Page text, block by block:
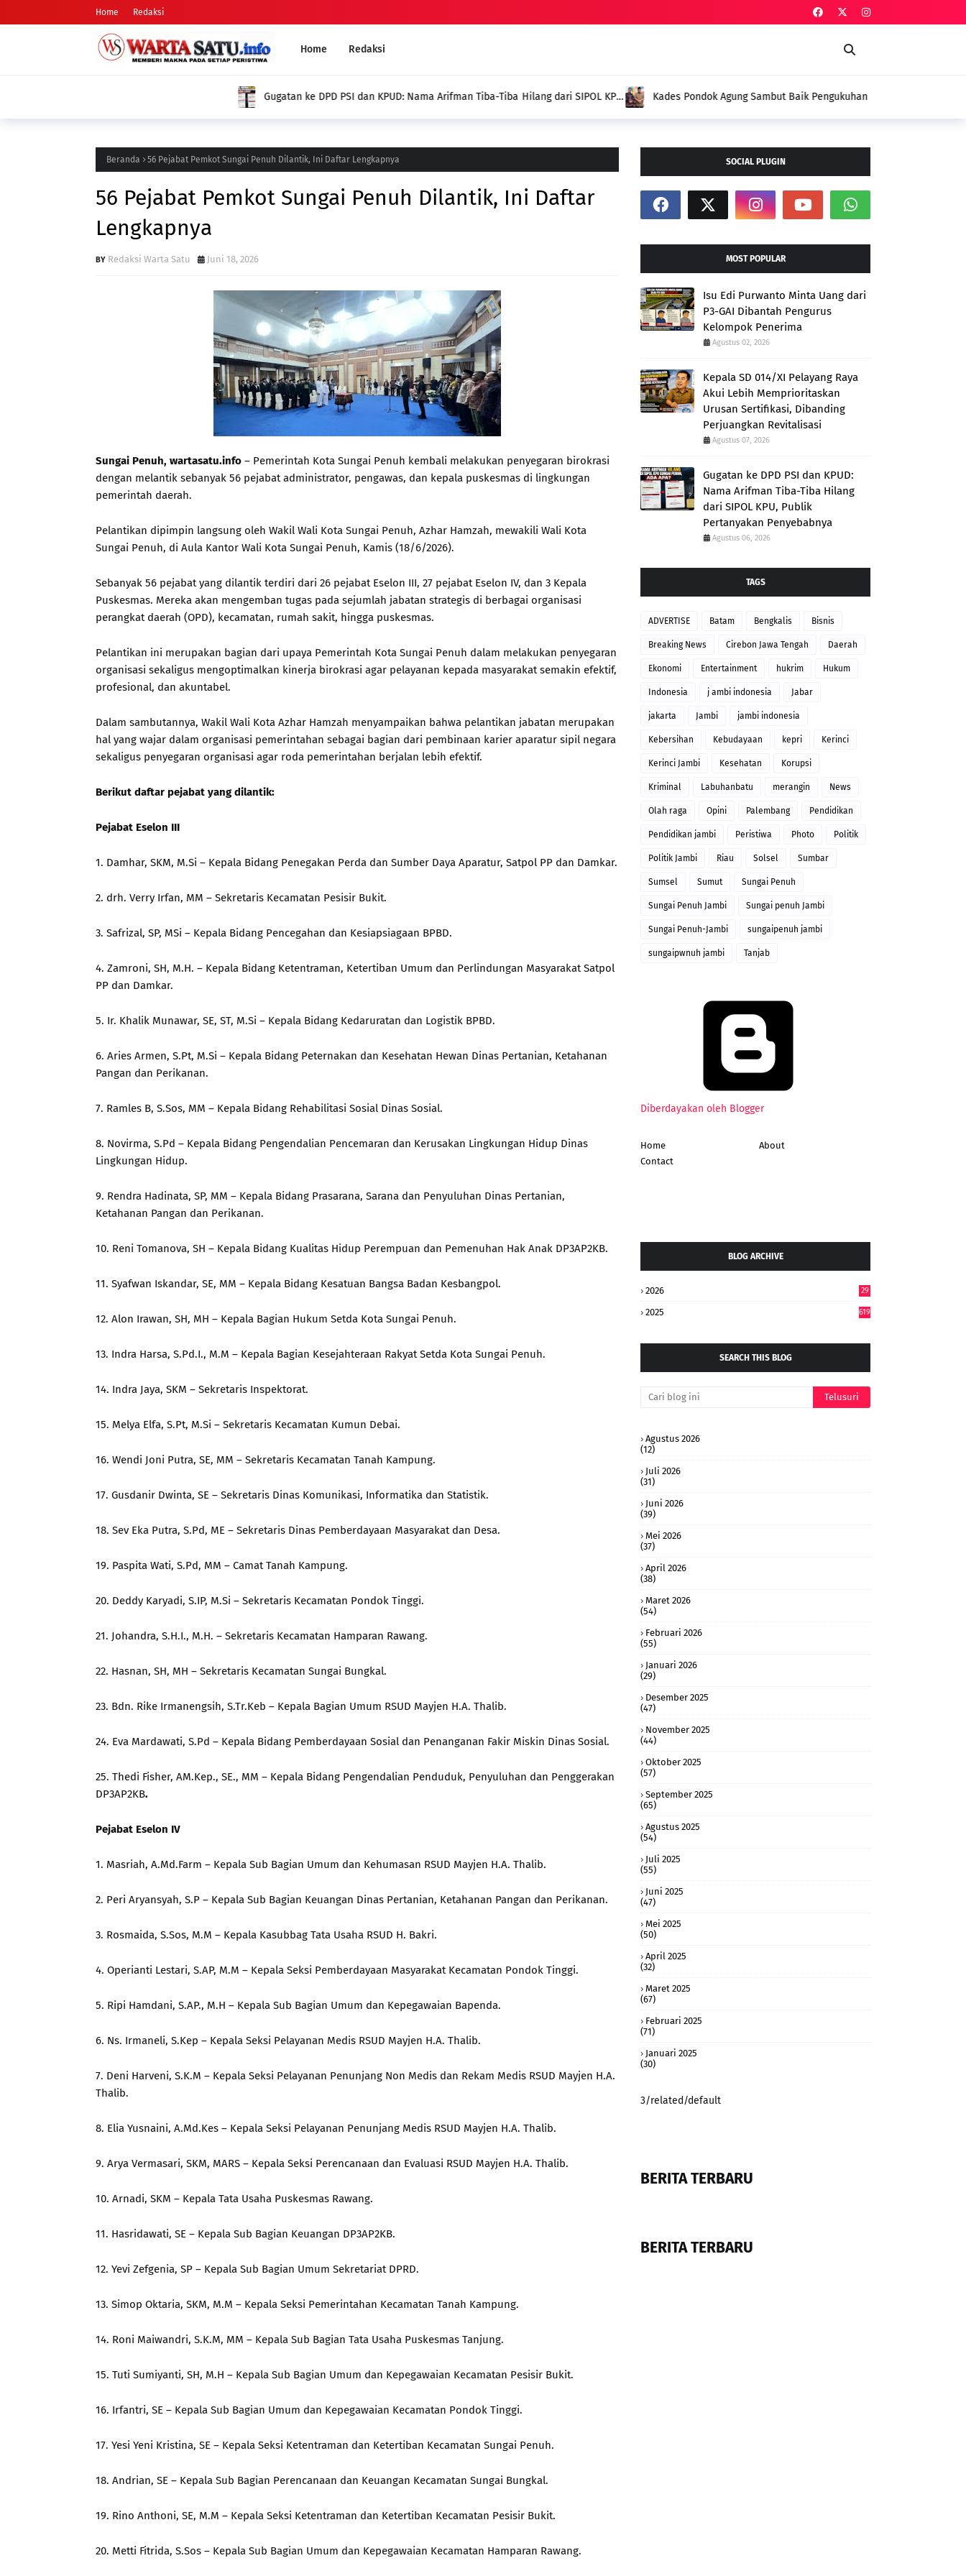
Home Redaksi
Home Redaksi
Gugatan ke DPD PSI dan KPUD: Nama Arifman Tiba-Tiba Hilang dari SIPOL KPU,
Publik Pertanyakan Penyebabnya
Kades Pondok Agung Sambut Baik Pengukuhan Penggerak HAM, Indra Jaya:
Jadi Nilai Plus bagi Desa Kami
Beranda 56 Pejabat Pemkot Sungai Penuh Dilantik, Ini Daftar Lengkapnya
56 Pejabat Pemkot Sungai Penuh Dilantik, Ini Daftar
Lengkapnya
Redaksi Warta Satu Juni 18, 2026
Sungai Penuh, wartasatu.info – Pemerintah Kota Sungai Penuh kembali melakukan penyegaran birokrasi
dengan melantik sebanyak 56 pejabat administrator, pengawas, dan kepala puskesmas di lingkungan
pemerintah daerah.
Pelantikan dipimpin langsung oleh Wakil Wali Kota Sungai Penuh, Azhar Hamzah, mewakili Wali Kota
Sungai Penuh, di Aula Kantor Wali Kota Sungai Penuh, Kamis (18/6/2026).
Sebanyak 56 pejabat yang dilantik terdiri dari 26 pejabat Eselon III, 27 pejabat Eselon IV, dan 3 Kepala
Puskesmas. Mereka akan mengemban tugas pada sejumlah jabatan strategis di berbagai organisasi
perangkat daerah (OPD), kecamatan, rumah sakit, hingga puskesmas.
Pelantikan ini merupakan bagian dari upaya Pemerintah Kota Sungai Penuh dalam melakukan penyegaran
organisasi sekaligus mengoptimalkan kinerja birokrasi agar pelayanan kepada masyarakat semakin efektif,
profesional, dan akuntabel.
Dalam sambutannya, Wakil Wali Kota Azhar Hamzah menyampaikan bahwa pelantikan jabatan merupakan
hal yang wajar dalam organisasi pemerintahan sebagai bagian dari pembinaan karier aparatur sipil negara
sekaligus penyegaran organisasi agar roda pemerintahan berjalan lebih efektif.
Berikut daftar pejabat yang dilantik:
Pejabat Eselon III
1. Damhar, SKM, M.Si – Kepala Bidang Penegakan Perda dan Sumber Daya Aparatur, Satpol PP dan Damkar.
2. drh. Verry Irfan, MM – Sekretaris Kecamatan Pesisir Bukit.
3. Safrizal, SP, MSi – Kepala Bidang Pencegahan dan Kesiapsiagaan BPBD.
4. Zamroni, SH, M.H. – Kepala Bidang Ketentraman, Ketertiban Umum dan Perlindungan Masyarakat Satpol
PP dan Damkar.
5. Ir. Khalik Munawar, SE, ST, M.Si – Kepala Bidang Kedaruratan dan Logistik BPBD.
6. Aries Armen, S.Pt, M.Si – Kepala Bidang Peternakan dan Kesehatan Hewan Dinas Pertanian, Ketahanan
Pangan dan Perikanan.
7. Ramles B, S.Sos, MM – Kepala Bidang Rehabilitasi Sosial Dinas Sosial.
8. Novirma, S.Pd – Kepala Bidang Pengendalian Pencemaran dan Kerusakan Lingkungan Hidup Dinas
Lingkungan Hidup.
9. Rendra Hadinata, SP, MM – Kepala Bidang Prasarana, Sarana dan Penyuluhan Dinas Pertanian,
Ketahanan Pangan dan Perikanan.
10. Reni Tomanova, SH – Kepala Bidang Kualitas Hidup Perempuan dan Pemenuhan Hak Anak DP3AP2KB.
11. Syafwan Iskandar, SE, MM – Kepala Bidang Kesatuan Bangsa Badan Kesbangpol.
12. Alon Irawan, SH, MH – Kepala Bagian Hukum Setda Kota Sungai Penuh.
13. Indra Harsa, S.Pd.I., M.M – Kepala Bagian Kesejahteraan Rakyat Setda Kota Sungai Penuh.
14. Indra Jaya, SKM – Sekretaris Inspektorat.
15. Melya Elfa, S.Pt, M.Si – Sekretaris Kecamatan Kumun Debai.
16. Wendi Joni Putra, SE, MM – Sekretaris Kecamatan Tanah Kampung.
17. Gusdanir Dwinta, SE – Sekretaris Dinas Komunikasi, Informatika dan Statistik.
18. Sev Eka Putra, S.Pd, ME – Sekretaris Dinas Pemberdayaan Masyarakat dan Desa.
19. Paspita Wati, S.Pd, MM – Camat Tanah Kampung.
20. Deddy Karyadi, S.IP, M.Si – Sekretaris Kecamatan Pondok Tinggi.
21. Johandra, S.H.I., M.H. – Sekretaris Kecamatan Hamparan Rawang.
22. Hasnan, SH, MH – Sekretaris Kecamatan Sungai Bungkal.
23. Bdn. Rike Irmanengsih, S.Tr.Keb – Kepala Bagian Umum RSUD Mayjen H.A. Thalib.
24. Eva Mardawati, S.Pd – Kepala Bidang Pemberdayaan Sosial dan Penanganan Fakir Miskin Dinas Sosial.
25. Thedi Fisher, AM.Kep., SE., MM – Kepala Bidang Pengendalian Penduduk, Penyuluhan dan Penggerakan
DP3AP2KB.
Pejabat Eselon IV
1. Masriah, A.Md.Farm – Kepala Sub Bagian Umum dan Kehumasan RSUD Mayjen H.A. Thalib.
2. Peri Aryansyah, S.P – Kepala Sub Bagian Keuangan Dinas Pertanian, Ketahanan Pangan dan Perikanan.
3. Rosmaida, S.Sos, M.M – Kepala Kasubbag Tata Usaha RSUD H. Bakri.
4. Operianti Lestari, S.AP, M.M – Kepala Seksi Pemberdayaan Masyarakat Kecamatan Pondok Tinggi.
5. Ripi Hamdani, S.AP., M.H – Kepala Sub Bagian Umum dan Kepegawaian Bapenda.
6. Ns. Irmaneli, S.Kep – Kepala Seksi Pelayanan Medis RSUD Mayjen H.A. Thalib.
7. Deni Harveni, S.K.M – Kepala Seksi Pelayanan Penunjang Non Medis dan Rekam Medis RSUD Mayjen H.A.
Thalib.
8. Elia Yusnaini, A.Md.Kes – Kepala Seksi Pelayanan Penunjang Medis RSUD Mayjen H.A. Thalib.
9. Arya Vermasari, SKM, MARS – Kepala Seksi Perencanaan dan Evaluasi RSUD Mayjen H.A. Thalib.
10. Arnadi, SKM – Kepala Tata Usaha Puskesmas Rawang.
11. Hasridawati, SE – Kepala Sub Bagian Keuangan DP3AP2KB.
12. Yevi Zefgenia, SP – Kepala Sub Bagian Umum Sekretariat DPRD.
13. Simop Oktaria, SKM, M.M – Kepala Seksi Pemerintahan Kecamatan Tanah Kampung.
14. Roni Maiwandri, S.K.M, MM – Kepala Sub Bagian Tata Usaha Puskesmas Tanjung.
15. Tuti Sumiyanti, SH, M.H – Kepala Sub Bagian Umum dan Kepegawaian Kecamatan Pesisir Bukit.
16. Irfantri, SE – Kepala Sub Bagian Umum dan Kepegawaian Kecamatan Pondok Tinggi.
17. Yesi Yeni Kristina, SE – Kepala Seksi Ketentraman dan Ketertiban Kecamatan Sungai Penuh.
18. Andrian, SE – Kepala Sub Bagian Perencanaan dan Keuangan Kecamatan Sungai Bungkal.
19. Rino Anthoni, SE, M.M – Kepala Seksi Ketentraman dan Ketertiban Kecamatan Pesisir Bukit.
20. Metti Fitrida, S.Sos – Kepala Sub Bagian Umum dan Kepegawaian Kecamatan Hamparan Rawang.
SOCIAL PLUGIN
MOST POPULAR
Isu Edi Purwanto Minta Uang dari
P3-GAI Dibantah Pengurus
Kelompok Penerima
Agustus 02, 2026
Kepala SD 014/XI Pelayang Raya
Akui Lebih Memprioritaskan
Urusan Sertifikasi, Dibanding
Perjuangkan Revitalisasi
Agustus 07, 2026
Gugatan ke DPD PSI dan KPUD:
Nama Arifman Tiba-Tiba Hilang
dari SIPOL KPU, Publik
Pertanyakan Penyebabnya
Agustus 06, 2026
TAGS
ADVERTISE Batam Bengkalis Bisnis
Breaking News Cirebon Jawa Tengah Daerah
Ekonomi Entertainment hukrim Hukum
Indonesia j ambi indonesia Jabar
jakarta Jambi jambi indonesia
Kebersihan Kebudayaan kepri Kerinci
Kerinci Jambi Kesehatan Korupsi
Kriminal Labuhanbatu merangin News
Olah raga Opini Palembang Pendidikan
Pendidikan jambi Peristiwa Photo Politik
Politik Jambi Riau Solsel Sumbar
Sumsel Sumut Sungai Penuh
Sungai Penuh Jambi Sungai penuh Jambi
Sungai Penuh-Jambi sungaipenuh jambi
sungaipwnuh jambi Tanjab
Diberdayakan oleh Blogger
Home
About
Contact
BLOG ARCHIVE
2026
29
2025 619
SEARCH THIS BLOG
Agustus 2026
(12)
Juli 2026
(31)
Juni 2026
(39)
Mei 2026
(37)
April 2026
(38)
Maret 2026
(54)
Februari 2026
(55)
Januari 2026
(29)
Desember 2025
(47)
November 2025
(44)
Oktober 2025
(57)
September 2025
(65)
Agustus 2025
(54)
Juli 2025
(55)
Juni 2025
(47)
Mei 2025
(50)
April 2025
(32)
Maret 2025
(67)
Februari 2025
(71)
Januari 2025
(30)
3/related/default
BERITA TERBARU
BERITA TERBARU